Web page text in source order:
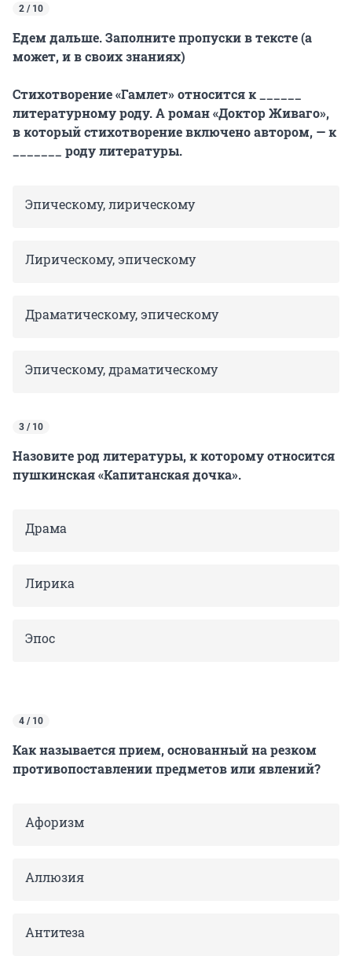
2 / 10
Едем дальше. Заполните пропуски в тексте (а
может, и в своих знаниях)
Стихотворение «Гамлет» относится к ______
литературному роду. А роман «Доктор Живаго»,
в который стихотворение включено автором, — к
_______ роду литературы.
Эпическому, лирическому
Лирическому, эпическому
Драматическому, эпическому
Эпическому, драматическому
3 / 10
Назовите род литературы, к которому относится
пушкинская «Капитанская дочка».
Драма
Лирика
Эпос
4 / 10
Как называется прием, основанный на резком
противопоставлении предметов или явлений?
Афоризм
Аллюзия
Антитеза